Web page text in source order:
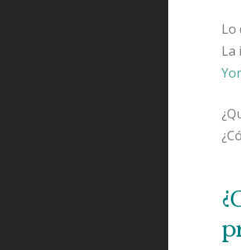
Lo
La